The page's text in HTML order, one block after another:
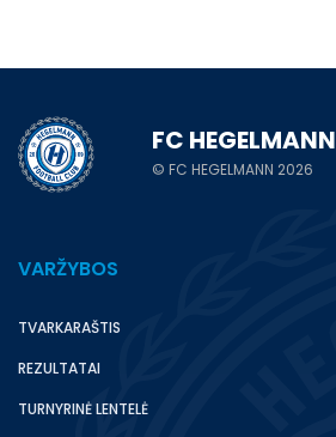
FC HEGELMANN
© FC HEGELMANN 2026
VARŽYBOS
TVARKARAŠTIS
REZULTATAI
TURNYRINĖ LENTELĖ